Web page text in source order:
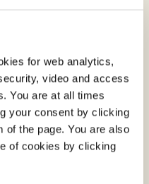
for web analytics,
video and access
You are at all times
your consent by clicking
of the page. You are also
of cookies by clicking
på tværs